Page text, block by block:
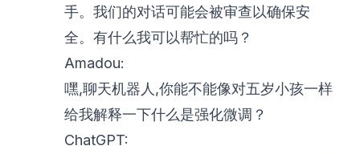
手。我们的对话可能会被审查以确保安
全。有什么我可以帮忙的吗？
Amadou:
嘿,聊天机器人,你能不能像对五岁小孩一样
给我解释一下什么是强化微调？
ChatGPT: